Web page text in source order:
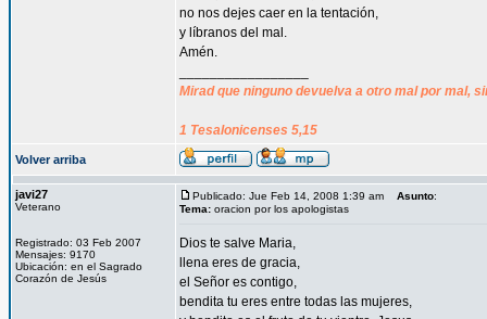
no nos dejes caer en la tentación,
y líbranos del mal.
Amén.
Mirad que ninguno devuelva a otro mal por mal,
1 Tesalonicenses 5,15
Volver arriba
javi27
Veterano
Registrado: 03 Feb 2007
Mensajes: 9170
Ubicación: en el Sagrado
Corazón de Jesús
Publicado: Jue Feb 14, 2008 1:39 am Asunto:
Tema: oracion por los apologistas
Dios te salve Maria,
llena eres de gracia,
el Señor es contigo,
bendita tu eres entre todas las mujeres,